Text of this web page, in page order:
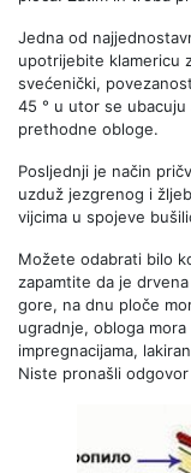
Jedna od
upotrijebite klamericu
svećenički,
45 ° u utor se
prethodne obloge.
Posljednji je način
uzduž jezgrenog i
vijcima u spojeve
Možete odabrati bilo
zapamtite da je
gore, na dnu ploče
ugradnje, obloga
impregnacijama,
Niste pronašli